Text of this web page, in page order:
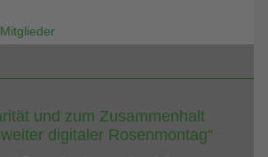
und zum Zusammenhalt
digitaler Rosenmontag“